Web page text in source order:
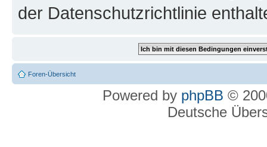
der Datenschutzrichtlinie
Foren-Übersicht
Powered by phpBB ©
Deutsche